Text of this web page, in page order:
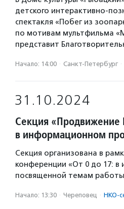
детского интерактивно-
спектакля «Побег из
по мотивам мультфильма
представит
Начало: 14:00 · Санкт-Петербург ·
31.10.2024
Секция «Продвижение
в информационном
Секция организована в
конференции «От 0 до 17: в
посвященной темам
Начало: 13:30 · Череповец · НКО-